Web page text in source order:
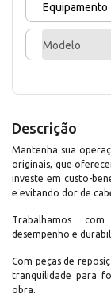
Equipamento
Modelo
Descrição
Mantenha sua
originais, que
investe em custo-
e evitando dor de
Trabalhamos
desempenho e
Com peças de
tranquilidade para
obra.